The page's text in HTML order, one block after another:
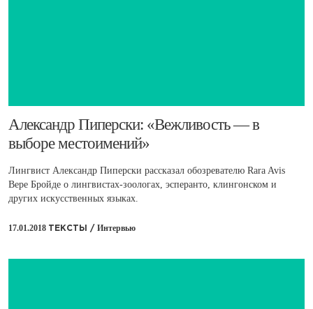
Александр Пиперски: «Вежливость — в
выборе местоимений»
Лингвист Александр Пиперски рассказал обозревателю Rara Avis
Вере Бройде о лингвистах-зоологах, эсперанто, клингонском и
других искусственных языках.
17.01.2018 ТЕКСТЫ / Интервью